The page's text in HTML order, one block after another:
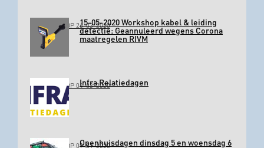
GEPLAATST OP 26-03-202015-05-2020 Workshop kabel & leiding
detectie: Geannuleerd wegens Corona
maatregelen RIVM
GEPLAATST OP 04-03-2020Infra Relatiedagen
GEPLAATST OP 09-01-2020Openhuisdagen dinsdag 5 en woensdag 6